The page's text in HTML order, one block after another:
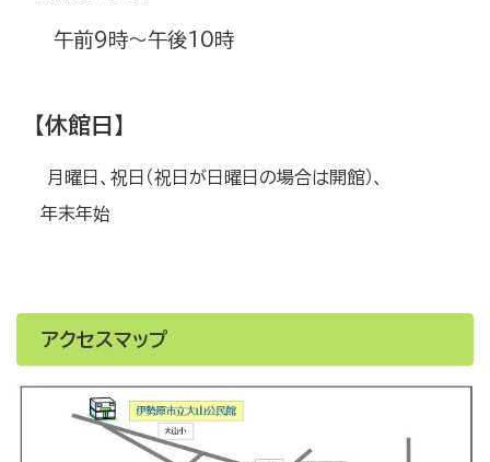
午前9時～午後10時
【休館日】
月曜日、祝日（祝日が日曜日の場合は開館）、
年末年始
アクセスマップ